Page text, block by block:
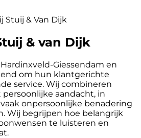
Stuij & Van Dijk
& van Dijk
Giessendam en
om hun klantgerichte
service. Wij combineren
aandacht, in
onpersoonlijke benadering
Wij begrijpen hoe belangrijk
te luisteren en